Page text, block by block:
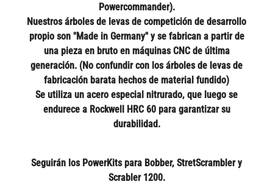
Powercommander).
Nuestros árboles de levas de competición de desarrollo
propio son "Made in Germany" y se fabrican a partir de
una pieza en bruto en máquinas CNC de última
generación. (No confundir con los árboles de levas de
fabricación barata hechos de material fundido)
Se utiliza un acero especial nitrurado, que luego se
endurece a Rockwell HRC 60 para garantizar su
durabilidad.
Seguirán los PowerKits para Bobber, StretScrambler y
Scrabler 1200.